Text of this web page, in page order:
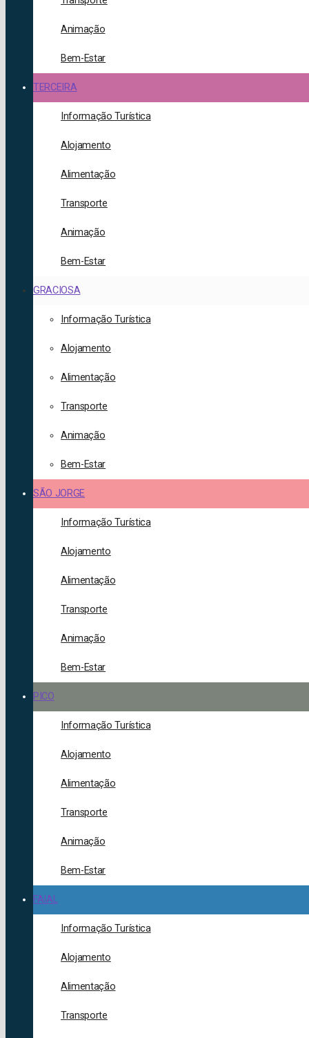
Animação
Bem-Estar
TERCEIRA
Informação Turística
Alojamento
Alimentação
Transporte
Animação
Bem-Estar
GRACIOSA
Informação Turística
Alojamento
Alimentação
Transporte
Animação
Bem-Estar
SÃO JORGE
Informação Turística
Alojamento
Alimentação
Transporte
Animação
Bem-Estar
PICO
Informação Turística
Alojamento
Alimentação
Transporte
Animação
Bem-Estar
FAIAL
Informação Turística
Alojamento
Alimentação
Transporte